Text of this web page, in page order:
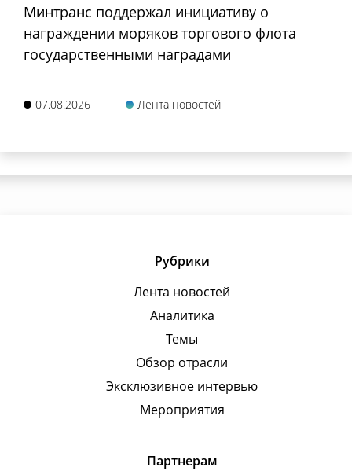
Минтранс поддержал инициативу о
награждении моряков торгового флота
государственными наградами
07.08.2026 Лента новостей
Рубрики
Лента новостей
Аналитика
Темы
Обзор отрасли
Эксклюзивное интервью
Мероприятия
Партнерам